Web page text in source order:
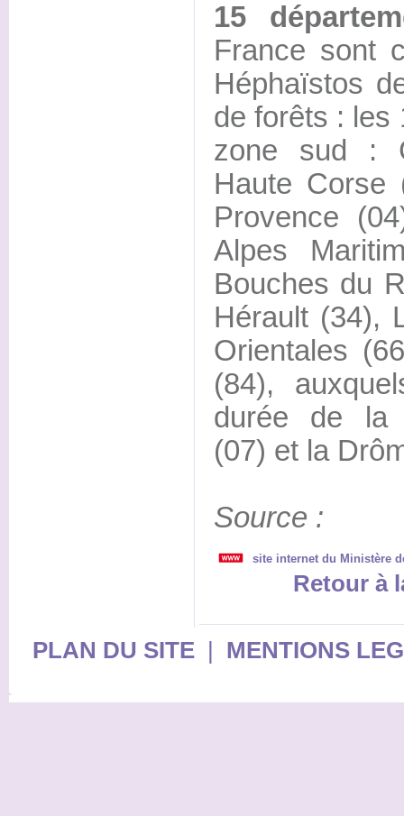
15
France sont
Héphaïstos
de forêts : les
zone sud :
Haute Corse
Provence
Alpes
Bouches du
Hérault (34),
Orientales
(84),
durée de la
(07) et la
Source :
site internet du Ministère
Retour à
PLAN DU SITE| MENTIONS